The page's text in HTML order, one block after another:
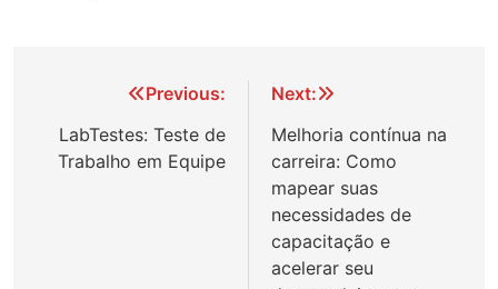
Navegação
de
Post
Previous:
LabTestes: Teste de
Trabalho em Equipe
Next:
Melhoria contínua na
carreira: Como
mapear suas
necessidades de
capacitação e
acelerar seu